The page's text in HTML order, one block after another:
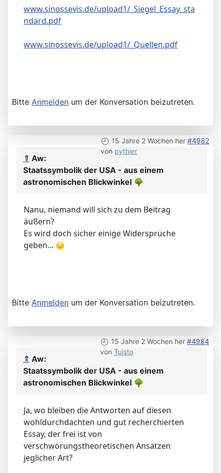
www.sinossevis.de/upload1/_Siegel_Essay_sta
ndard.pdf
www.sinossevis.de/upload1/_Quellen.pdf
Bitte Anmelden um der Konversation beizutreten.
15 Jahre 2 Wochen her #4982
von pythier
⇑ Aw:
Staatssymbolik der USA - aus einem
astronomischen Blickwinkel 🌳
Nanu, niemand will sich zu dem Beitrag
äußern?
Es wird doch sicher einige Widersprüche
geben...
Bitte Anmelden um der Konversation beizutreten.
15 Jahre 2 Wochen her #4984
von Tuisto
⇑ Aw:
Staatssymbolik der USA - aus einem
astronomischen Blickwinkel 🌳
Ja, wo bleiben die Antworten auf diesen
wohldurchdachten und gut recherchierten
Essay, der frei ist von
verschwörungstheoretischen Ansätzen
jeglicher Art?